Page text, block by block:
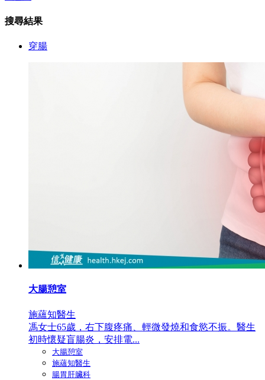
搜尋結果
穿腸
大腸憩室
施蘊知醫生
馮女士65歲，右下腹疼痛、輕微發燒和食慾不振。醫生
初時懷疑盲腸炎，安排電...
大腸憩室
施蘊知醫生
腸胃肝臟科